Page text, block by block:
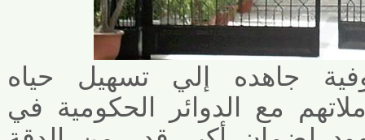
جاهده إلي تسهيل حياه
مع الدوائر الحكومية في